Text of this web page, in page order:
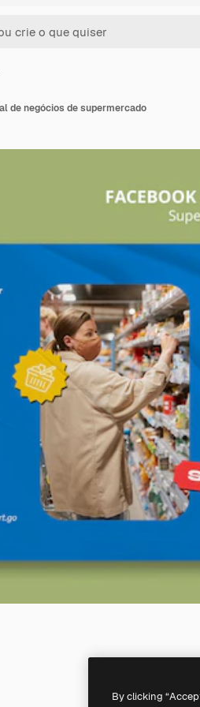
de negócios de supermercado
By clicking